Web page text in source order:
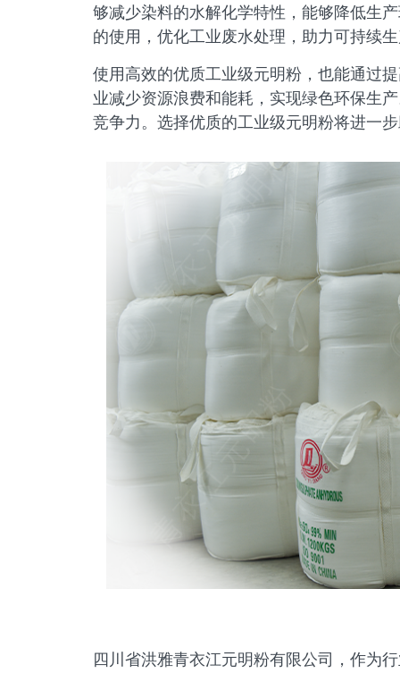
够减少染料的水解化学特性，能够降低生
的使用，优化工业废水处理，助力可持续
使用高效的优质工业级元明粉，也能通过
业减少资源浪费和能耗，实现绿色环保生
竞争力。选择优质的工业级元明粉将进一
四川省洪雅青衣江元明粉有限公司，作为